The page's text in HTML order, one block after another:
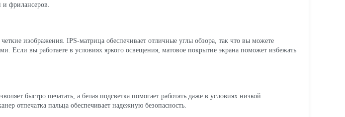
и фрилансеров.
изображения. IPS-матрица обеспечивает отличные углы обзора, так что вы можете
Если вы работаете в условиях яркого освещения, матовое покрытие экрана поможет избежать
быстро печатать, а белая подсветка помогает работать даже в условиях низкой
отпечатка пальца обеспечивает надежную безопасность.